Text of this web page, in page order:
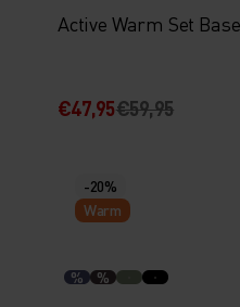
Active Warm Set
€47,95€59,95
-20%
Warm
% %